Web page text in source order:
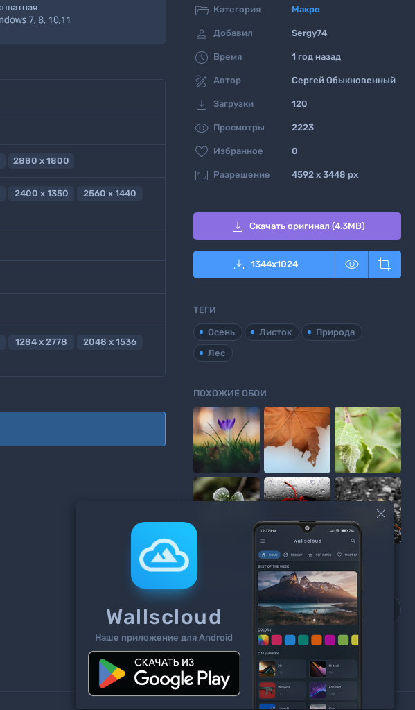
2880 x 1800
2400 x 1350
2560 x 1440
1284 x 2778
2048 x 1536
 Категория Макро
 Добавил Sergy74
 Время 1 год назад
 Автор Сергей Обыкновенный
 Загрузки 120
 Просмотры 2223
 Избранное 0
 Разрешение 4592 x 3448 px
 Скачать оригинал (4.3MB)
 1344x1024  
ТЕГИ
Осень Листок
Природа
Лес
ПОХОЖИЕ ОБОИ
ПОДЕЛИТЬСЯ

Wallscloud
Наше приложение для Android